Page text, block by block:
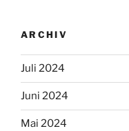
ARCHIV
Juli 2024
Juni 2024
Mai 2024